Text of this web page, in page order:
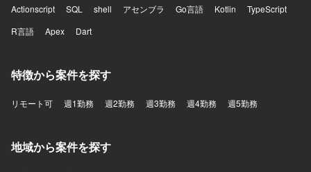
Actionscript
SQL shell アセンブラ Go言語 Kotlin
TypeScript
R言語
Apex Dart
特徴から案件を探す
リモート可 週1勤務 週2勤務 週3勤務 週4勤務 週5勤務
地域から案件を探す